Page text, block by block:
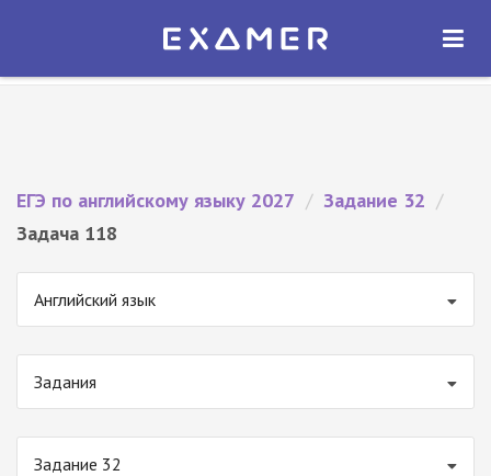
Экзамер — ЕГЭ 2027
ОТКРЫТЬ
ЕГЭ по английскому языку 2027 / Задание 32 /
Задача 118
Английский язык
Задания
Задание 32